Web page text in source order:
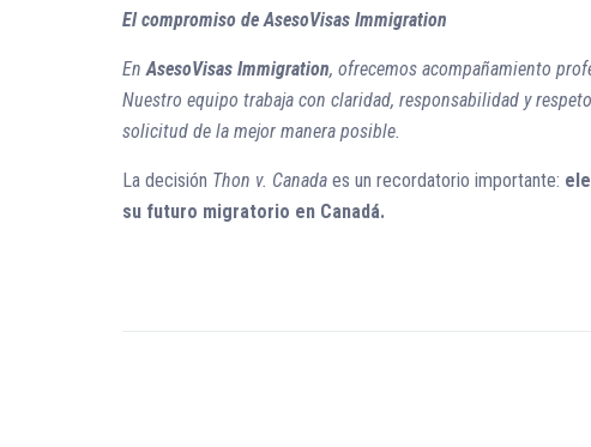
El compromiso de AsesoVisas Immigration
EnAsesoVisas Immigration, ofrecemos acompañamiento
Nuestro equipo trabaja con claridad, responsabilidad y
solicitud de la mejor manera posible.
La decisión Thon v. Canada es un recordatorio importante:
su futuro migratorio en Canadá.